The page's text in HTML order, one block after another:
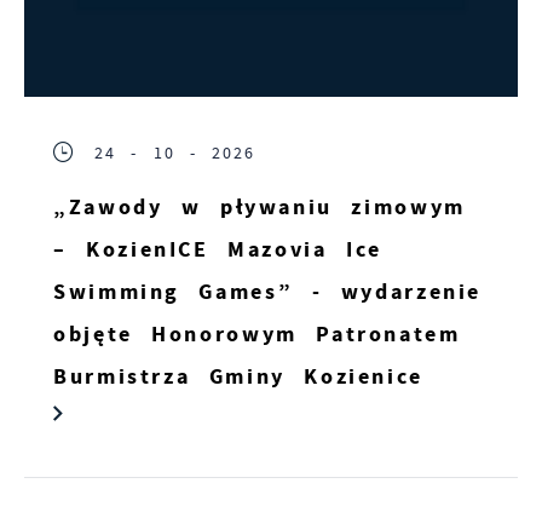
24 - 10 - 2026
„Zawody w pływaniu zimowym
– KozienICE Mazovia Ice
Swimming Games” - wydarzenie
objęte Honorowym Patronatem
Burmistrza Gminy Kozienice